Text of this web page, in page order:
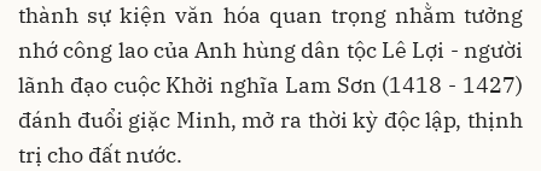
thành sự kiện văn hóa quan trọng nhằm tưởng
nhớ công lao của Anh hùng dân tộc Lê Lợi - người
lãnh đạo cuộc Khởi nghĩa Lam Sơn (1418 - 1427)
đánh đuổi giặc Minh, mở ra thời kỳ độc lập, thịnh
trị cho đất nước.